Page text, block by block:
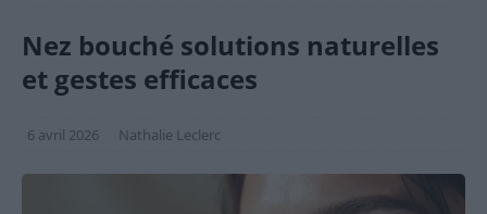
Nez bouché solutions naturelles
et gestes efficaces
6 avril 2026 Nathalie Leclerc